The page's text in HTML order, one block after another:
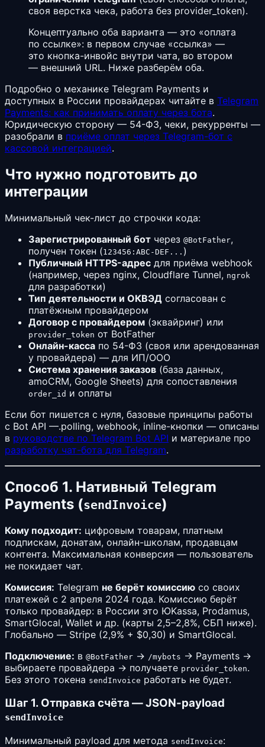
своя верстка чека, работа без provider_token).
Концептуально оба варианта — это «оплата
по ссылке»: в первом случае «ссылка» —
это кнопка-инвойс внутри чата, во втором
— внешний URL. Ниже разберём оба.
Подробно о механике Telegram Payments и
доступных в России провайдерах читайте в Telegram
Payments: как принимать оплату через бота.
Юридическую сторону — 54-ФЗ, чеки, рекурренты —
разобрали в приёме оплат через Telegram-бот с
кассовой интеграцией.
Что нужно подготовить до
интеграции
Минимальный чек-лист до строчки кода:
Зарегистрированный бот через @BotFather,
получен токен (123456:ABC-DEF... )
Публичный HTTPS-адрес для приёма webhook
(например, через nginx, Cloudflare Tunnel, ngrok
для разработки)
Тип деятельности и ОКВЭД согласован с
платёжным провайдером
Договор с провайдером (эквайринг) или
provider_token от BotFather
Онлайн-касса по 54-ФЗ (своя или арендованная
у провайдера) — для ИП/ООО
Система хранения заказов (база данных,
amoCRM, Google Sheets) для сопоставления
order_id и оплаты
Если бот пишется с нуля, базовые принципы работы
с Bot API —.polling, webhook, inline-кнопки — описаны
в руководстве по Telegram Bot API и материале про
разработку чат-бота для Telegram.
Способ 1. Нативный Telegram
Payments (sendInvoice)
Кому подходит: цифровым товарам, платным
подпискам, донатам, онлайн-школам, продавцам
контента. Максимальная конверсия — пользователь
не покидает чат.
Комиссия: Telegram не берёт комиссию со своих
платежей с 2 апреля 2024 года. Комиссию берёт
только провайдер: в России это ЮKassa, Prodamus,
SmartGlocal, Wallet и др. (карты 2,5–2,8%, СБП ниже).
Глобально — Stripe (2,9% + $0,30) и SmartGlocal.
Подключение: в @BotFather → /mybots → Payments →
выбираете провайдера → получаете provider_token.
Без этого токена sendInvoice работать не будет.
Шаг 1. Отправка счёта — JSON-payload
sendInvoice
Минимальный payload для метода sendInvoice: